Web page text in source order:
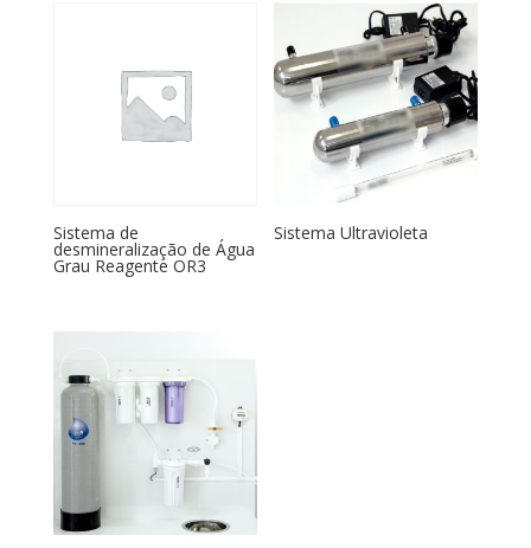
Sistema de
desmineralização de Água
Grau Reagente OR3
Sistema Ultravioleta